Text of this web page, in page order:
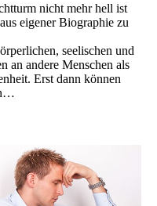
nicht mehr hell ist
eigener Biographie zu
seelischen und
an andere Menschen als
Erst dann können